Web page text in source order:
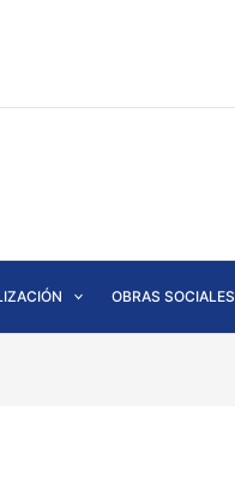
OBRAS SOCIALES